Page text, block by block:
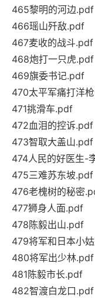
465黎明的河边.pdf
466瑶山歼敌.pdf
467麦收的战斗.pdf
468炮打一只虎.pdf
469旗委书记.pdf
470太平军痛打洋
471挑滑车.pdf
472血泪的控诉.pdf
473智取大盖山.pdf
474人民的好医生-
475三难苏东坡.pdf
476老槐树的秘密
477狮身人面.pdf
478陈毅出山.pdf
479将军和日本小
480将军出少林.pdf
481陈毅市长.pdf
482智渡白龙口.pdf